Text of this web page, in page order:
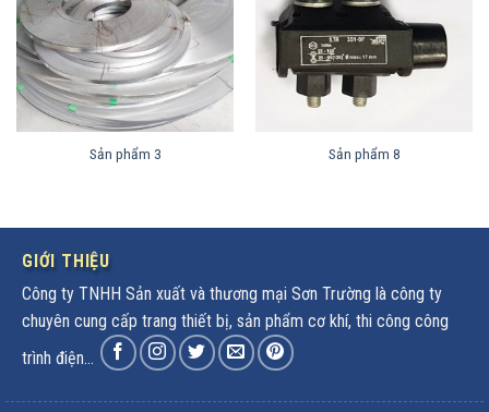
Sản phẩm 3 Sản phẩm 8
GIỚI THIỆU
Công ty TNHH Sản xuất và thương mại Sơn Trường là công ty
chuyên cung cấp trang thiết bị, sản phẩm cơ khí, thi công công
trình điện...